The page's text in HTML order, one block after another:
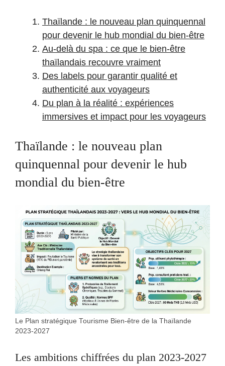
Thaïlande : le nouveau plan quinquennal
pour devenir le hub mondial du bien-être
Au-delà du spa : ce que le bien-être
thaïlandais recouvre vraiment
Des labels pour garantir qualité et
authenticité aux voyageurs
Du plan à la réalité : expériences
immersives et impact pour les voyageurs
Thaïlande : le nouveau plan
quinquennal pour devenir le hub
mondial du bien-être
Le Plan stratégique Tourisme Bien-être de la Thaïlande
2023-2027
Les ambitions chiffrées du plan 2023-2027